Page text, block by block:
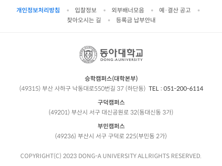
개인정보처리방침 입찰정보 외부배너모음
예·결산 공고
찾아오시는 길
등록금 납부안내
승학캠퍼스(대학본부)
(49315) 부산 사하구 낙동대로550번길 37 (하단동) TEL : 051-200-6114
구덕캠퍼스
(49201) 부산시 서구 대신공원로 32(동대신동 3가)
부민캠퍼스
(49236) 부산시 서구 구덕로 225(부민동 2가)
COPYRIGHT(C) 2023 DONG-A UNIVERSITY ALLRIGHTS RESERVED.